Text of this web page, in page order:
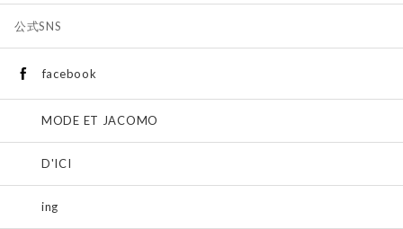
公式SNS
facebook
MODE ET JACOMO
D'ICI
ing